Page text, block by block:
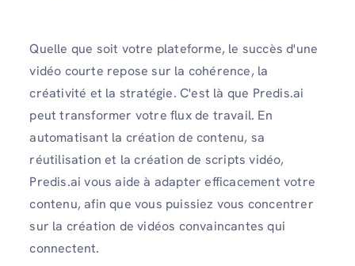
Quelle que soit votre plateforme, le succès d'une
vidéo courte repose sur la cohérence, la
créativité et la stratégie. C'est là que Predis.ai
peut transformer votre flux de travail. En
automatisant la création de contenu, sa
réutilisation et la création de scripts vidéo,
Predis.ai vous aide à adapter efficacement votre
contenu, afin que vous puissiez vous concentrer
sur la création de vidéos convaincantes qui
connectent.